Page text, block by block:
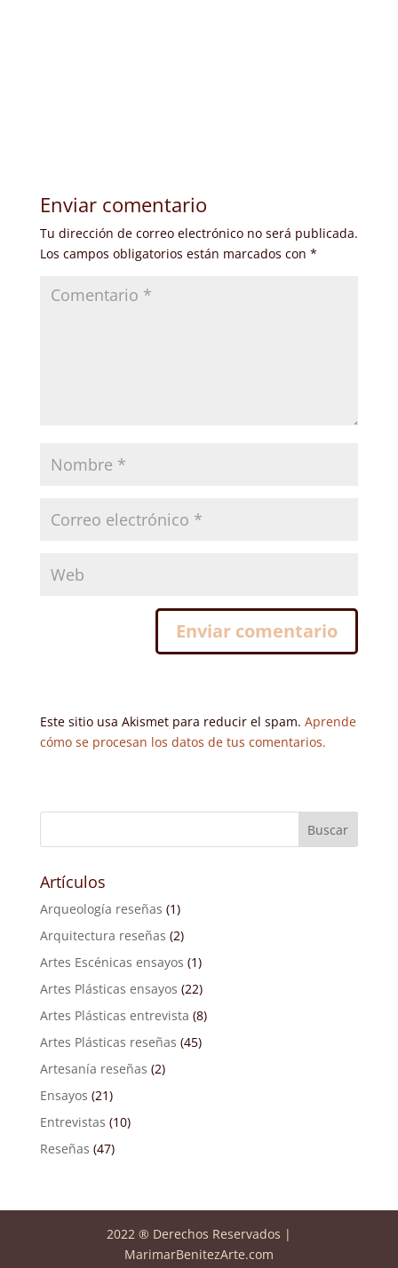
Enviar comentario
Tu dirección de correo electrónico no será publicada.
Los campos obligatorios están marcados con *
Este sitio usa Akismet para reducir el spam. Aprende
cómo se procesan los datos de tus comentarios.
Artículos
Arqueología reseñas (1)
Arquitectura reseñas (2)
Artes Escénicas ensayos (1)
Artes Plásticas ensayos (22)
Artes Plásticas entrevista (8)
Artes Plásticas reseñas (45)
Artesanía reseñas (2)
Ensayos (21)
Entrevistas (10)
Reseñas (47)
2022 ® Derechos Reservados |
MarimarBenitezArte.com